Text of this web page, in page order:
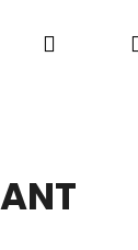
Hledat